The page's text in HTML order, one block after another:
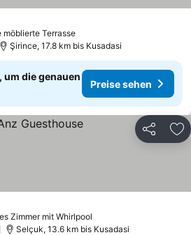
möblierte TerrassePreise sehen
sehen
Şirince, 17.8 km bis Kusadasi
um die genauen
Preise sehen
Teilen
Zimmer mit Whirlpool
Selçuk, 13.6 km bis Kusadasi